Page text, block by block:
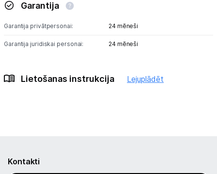
Garantija
Garantija privātpersonai: 24 mēneši
Garantija juridiskai personai: 24 mēneši
Lietošanas instrukcija Lejuplādēt
Kontakti